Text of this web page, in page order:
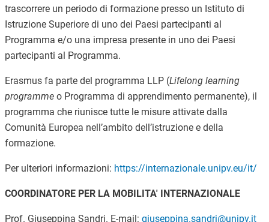
trascorrere un periodo di formazione presso un Istituto di
Istruzione Superiore di uno dei Paesi partecipanti al
Programma e/o una impresa presente in uno dei Paesi
partecipanti al Programma.
Erasmus fa parte del programma LLP (Lifelong learning
programmeo Programma di apprendimento permanente), il
programma che riunisce tutte le misure attivate dalla
Comunità Europea nell’ambito dell’istruzione e della
formazione.
Per ulteriori informazioni: https://internazionale.unipv.eu/it/
COORDINATORE PER LA MOBILITA' INTERNAZIONALE
Prof. Giuseppina Sandri. E-mail: giuseppina.sandri@unipv.it